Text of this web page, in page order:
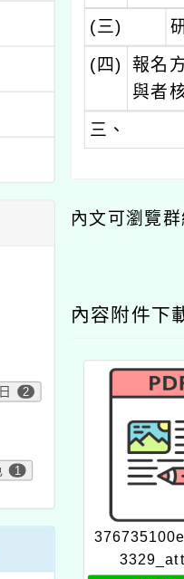
2
1
(三)
(四) 報名
與者
三、
內文可瀏覽群
內容附件下